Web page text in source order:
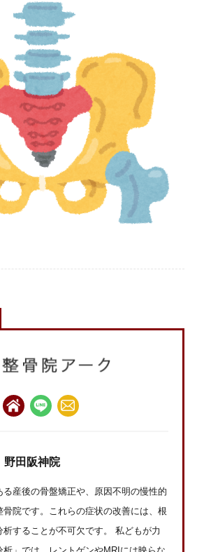
田阪神院
る産後の骨盤矯正や、原因不明の慢性的
骨院です。これらの症状の改善には、根
することが不可欠です。 私どもが力